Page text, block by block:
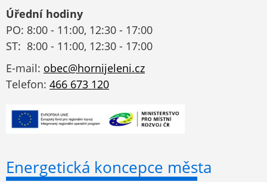
Úřední hodiny
PO: 8:00 - 11:00, 12:30 - 17:00
ST: 8:00 - 11:00, 12:30 - 17:00
E-mail: obec@hornijeleni.cz
Telefon: 466 673 120
Energetická koncepce města